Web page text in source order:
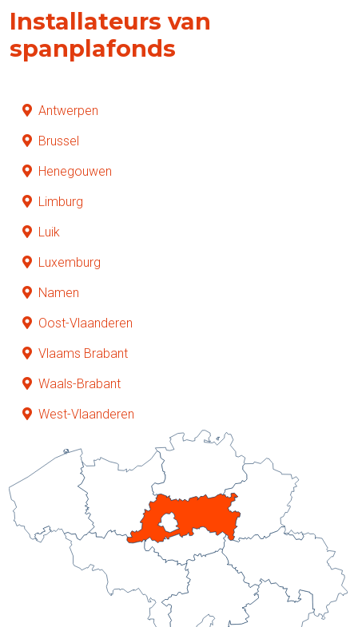
Installateurs van
spanplafonds
Antwerpen
Brussel
Henegouwen
Limburg
Luik
Luxemburg
Namen
Oost-Vlaanderen
Vlaams Brabant
Waals-Brabant
West-Vlaanderen